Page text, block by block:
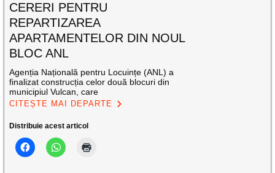
CERERI PENTRU
REPARTIZAREA
APARTAMENTELOR DIN NOUL
BLOC ANL
Agenția Națională pentru Locuințe (ANL) a
finalizat construcția celor două blocuri din
municipiul Vulcan, care
CITEȘTE MAI DEPARTE
Distribuie acest articol